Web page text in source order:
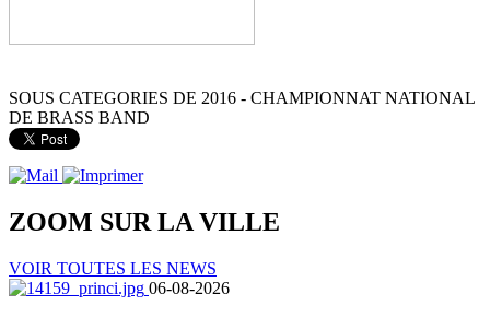
SOUS CATEGORIES DE 2016 - CHAMPIONNAT NATIONAL
DE BRASS BAND
ZOOM SUR LA VILLE
VOIR TOUTES LES NEWS
06-08-2026